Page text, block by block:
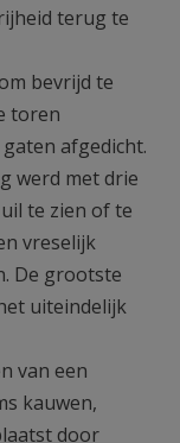
terug te
bevrijd te
toren
afgedicht.
werd met drie
te zien of te
vreselijk
De grootste
uiteindelijk
van een
kauwen,
door